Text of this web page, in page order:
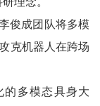
俊成团队将多模
克机器人在跨场
的多模态具身大